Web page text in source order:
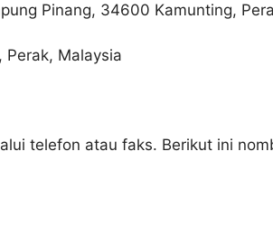
Pinang, 34600 Kamunting,
Perak, Malaysia
telefon atau faks. Berikut ini